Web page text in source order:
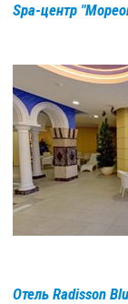
Spa-центр
Отель Radisson